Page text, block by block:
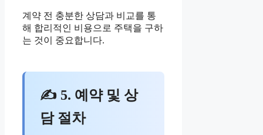
계약 전 충분한 상담과 비교를 통
해 합리적인 비용으로 주택을 구하
는 것이 중요합니다.
✍ 5. 예약 및 상
담 절차